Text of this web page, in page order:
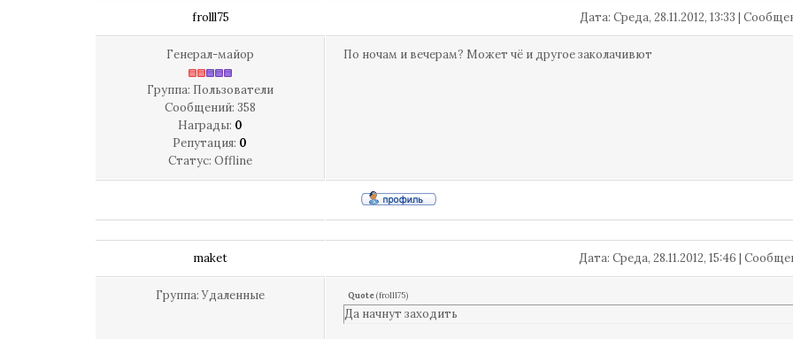
frolll75 Дата: Среда, 28.11.2012, 13:33 |
Генерал-майор
Группа: Пользователи
Сообщений: 358
Награды: 0
Репутация: 0
Статус: Offline
По ночам и вечерам? Может чё и другое заколачивют
maket Дата: Среда, 28.11.2012, 15:46 |
Группа: Удаленные Quote(frolll75)
Да начнут заходить